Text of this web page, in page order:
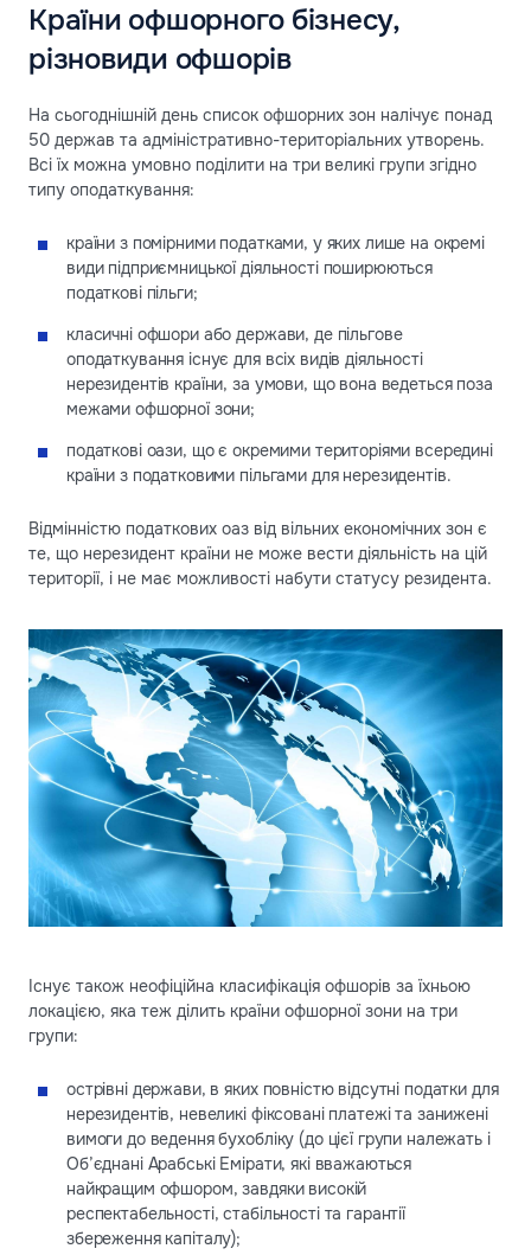
Країни офшорного бізнесу,
різновиди офшорів
На сьогоднішній день список офшорних зон налічує понад
50 держав та адміністративно-територіальних утворень.
Всі їх можна умовно поділити на три великі групи згідно
типу оподаткування:
країни з помірними податками, у яких лише на окремі
види підприємницької діяльності поширюються
податкові пільги;
класичні офшори або держави, де пільгове
оподаткування існує для всіх видів діяльності
нерезидентів країни, за умови, що вона ведеться поза
межами офшорної зони;
податкові оази, що є окремими територіями всередині
країни з податковими пільгами для нерезидентів.
Відмінністю податкових оаз від вільних економічних зон є
те, що нерезидент країни не може вести діяльність на цій
території, і не має можливості набути статусу резидента.
Існує також неофіційна класифікація офшорів за їхньою
локацією, яка теж ділить країни офшорної зони на три
групи:
острівні держави, в яких повністю відсутні податки для
нерезидентів, невеликі фіксовані платежі та занижені
вимоги до ведення бухобліку (до цієї групи належать і
Об’єднані Арабські Емірати, які вважаються
найкращим офшором, завдяки високій
респектабельності, стабільності та гарантії
збереження капіталу);